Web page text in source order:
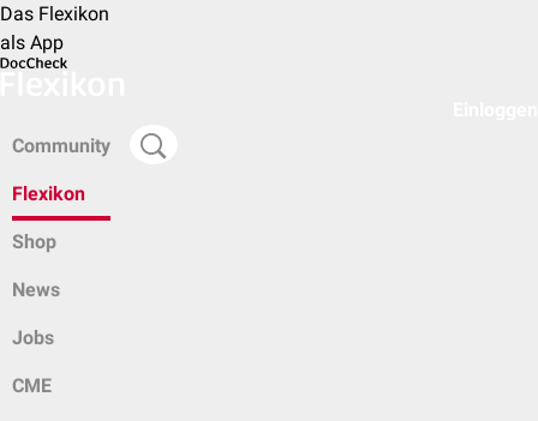
Das Flexikon
als App
Community
Flexikon
Shop
News
Jobs
CME